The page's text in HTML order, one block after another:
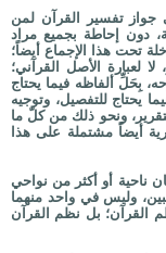
جواز تفسير القرآن لمن
دون إحاطة بجميع مراد
تحت هذا الإجماع أيضاً؛
لعبارة الأصل القرآني؛
بِحَلِّ ألفاظه فيما يحتاج
يحتاج للتفصيل، وتوجيه
ونحو ذلك من كلّ ما
أيضاً مشتملة على هذا
ناحية أو أكثر من نواحي
وليس في واحد منهما
القرآن؛ بل نظم القرآن